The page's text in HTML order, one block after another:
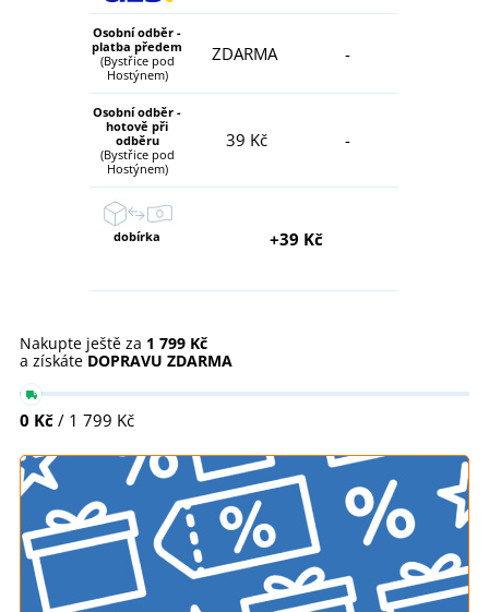
Osobní odběr -
platba předem
(Bystřice pod
Hostýnem)
ZDARMA -
Osobní odběr -
hotově při
odběru
(Bystřice pod
Hostýnem)
39 Kč -
dobírka +39 Kč
Nakupte ještě za 1 799 Kč
a získáte DOPRAVU ZDARMA
0 Kč / 1 799 Kč